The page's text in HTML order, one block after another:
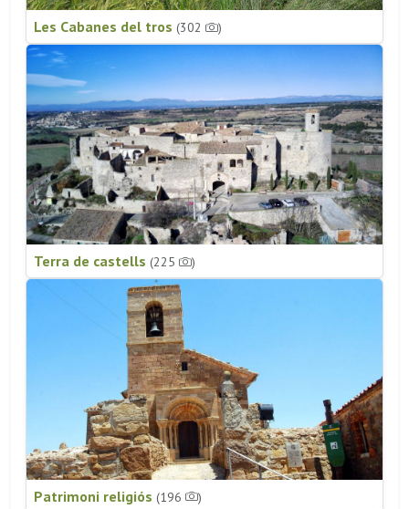
Les Cabanes del tros (302 )
Terra de castells (225 )
Patrimoni religiós (196 )